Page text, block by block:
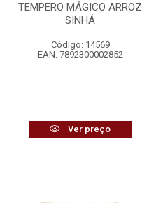
TEMPERO MÁGICO ARROZ
SINHÁ
Código: 14569
EAN: 7892300002852
Ver preço